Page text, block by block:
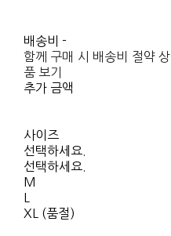
배송비-
함께 구매 시 배송비 절약 상
품 보기
추가 금액
사이즈
선택하세요.
선택하세요.
M
XL (품절)